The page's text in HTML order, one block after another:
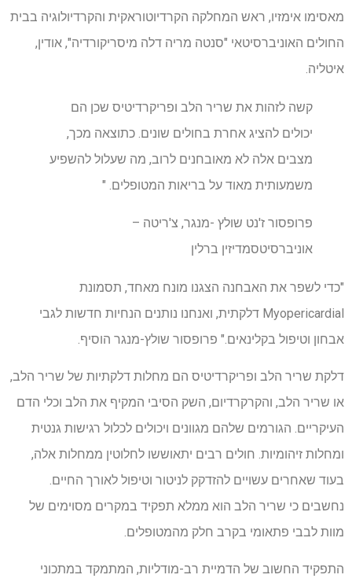
מאסימו אימזיו, ראש המחלקה הקרדיוטוראקית והקרדיולוגיה בבית
החולים האוניברסיטאי "סנטה מריה דלה מיסריקורדיה", אודין,
איטליה.
קשה לזהות את שריר הלב ופריקרדיטיס שכן הם
יכולים להציג אחרת בחולים שונים. כתוצאה מכך,
מצבים אלה לא מאובחנים לרוב, מה שעלול להשפיע
משמעותית מאוד על בריאות המטופלים. "
פרופסור ז'נט שולץ -מנגר, צ'ריטה –
אוניברסיטסמדיזין ברלין
"כדי לשפר את האבחנה הצגנו מונח מאחד, תסמונת
Myopericardial דלקתית, ואנחנו נותנים הנחיות חדשות לגבי
אבחון וטיפול בקלינאים." פרופסור שולץ-מנגר הוסיף.
דלקת שריר הלב ופריקרדיטיס הם מחלות דלקתיות של שריר הלב,
או שריר הלב, והקרקרדיום, השק הסיבי המקיף את הלב וכלי הדם
העיקריים. הגורמים שלהם מגוונים ויכולים לכלול רגישות גנטית
ומחלות זיהומיות. חולים רבים יתאוששו לחלוטין ממחלות אלה,
בעוד שאחרים עשויים להזדקק לניטור וטיפול לאורך החיים.
נחשבים כי שריר הלב הוא ממלא תפקיד במקרים מסוימים של
מוות לבבי פתאומי בקרב חלק מהמטופלים.
התפקיד החשוב של הדמיית רב-מודליות, המתמקד במתכוני